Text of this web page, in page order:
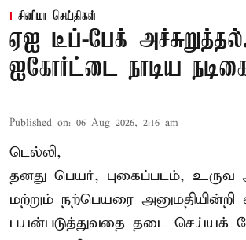
சினிமா செய்திகள்
ஏஐ டீப்-பேக்
ஐகோர்ட்டை நாடிய
Published on: 06 Aug 2026, 2:16 am
டெல்லி,
தனது பெயர், புகைப்படம், உருவ
மற்றும் நற்பெயரை அனுமதியின்றி
பயன்படுத்துவதை தடை செய்யக்